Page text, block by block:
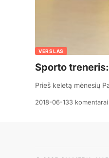
VERSLAS
Sporto
Prieš keletą mėnesių
2018-06-133 komentarai